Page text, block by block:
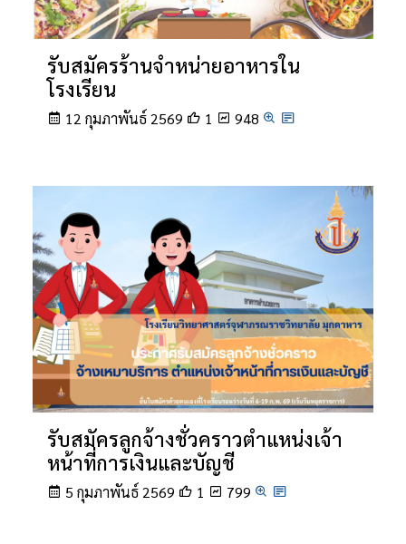
รับสมัครร้านจำหน่ายอาหารใน
โรงเรียน
12 กุมภาพันธ์ 2569 1 948
รับสมัครลูกจ้างชั่วคราวตำแหน่งเจ้า
หน้าที่การเงินและบัญชี
5 กุมภาพันธ์ 2569 1 799